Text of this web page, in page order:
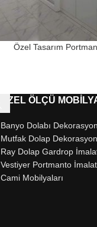
Özel Tasarım
ÖZEL ÖLÇÜ
Banyo Dolabı
Mutfak Dolap
Ray Dolap Gardrop
Vestiyer Portmanto
Cami Mobilyaları